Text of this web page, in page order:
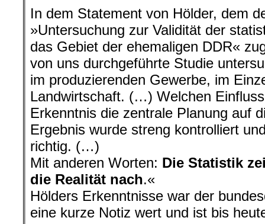
In dem Statement von Hölder, dem
»Untersuchung zur Validität der
das Gebiet der ehemaligen DDR«
von uns durchgeführte Studie
im produzierenden Gewerbe, im
Landwirtschaft. (…) Welchen
Erkenntnis die zentrale Planung auf
Ergebnis wurde streng kontrolliert
richtig. (…)
Mit anderen Worten: Die Statistik
die Realität nach.«
Hölders Erkenntnisse war der
eine kurze Notiz wert und ist bis